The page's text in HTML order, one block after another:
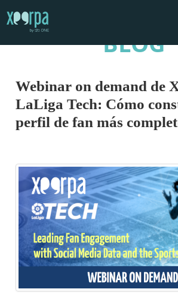
INTEGRACIONES
CASOS DE ÉXITO
CONTACTO
PIDE UNA DEMO
ESPAÑOL
ENGLISH
BLOG
Webinar on demand de
LaLiga Tech: Cómo
perfil de fan más